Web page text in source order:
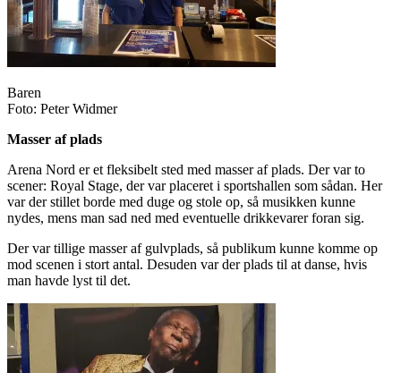
Baren
Foto: Peter Widmer
Masser af plads
Arena Nord er et fleksibelt sted med masser af plads. Der var to
scener: Royal Stage, der var placeret i sportshallen som sådan. Her
var der stillet borde med duge og stole op, så musikken kunne
nydes, mens man sad ned med eventuelle drikkevarer foran sig.
Der var tillige masser af gulvplads, så publikum kunne komme op
mod scenen i stort antal. Desuden var der plads til at danse, hvis
man havde lyst til det.